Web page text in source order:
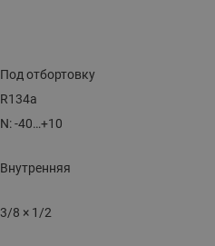
Под отбортовку
R134a
N: -40…+10
Внутренняя
3/8 × 1/2